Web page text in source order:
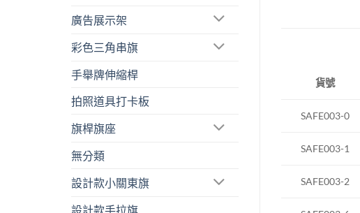
廣告展示架
彩色三角串旗
手舉牌伸縮桿
拍照道具打卡板
旗桿旗座
無分類
設計款小關東旗
設計款手拉旗
貨號
SAFE003-0
SAFE003-1
SAFE003-2